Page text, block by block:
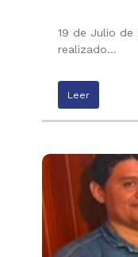
19 de Julio
realizado…
Leer